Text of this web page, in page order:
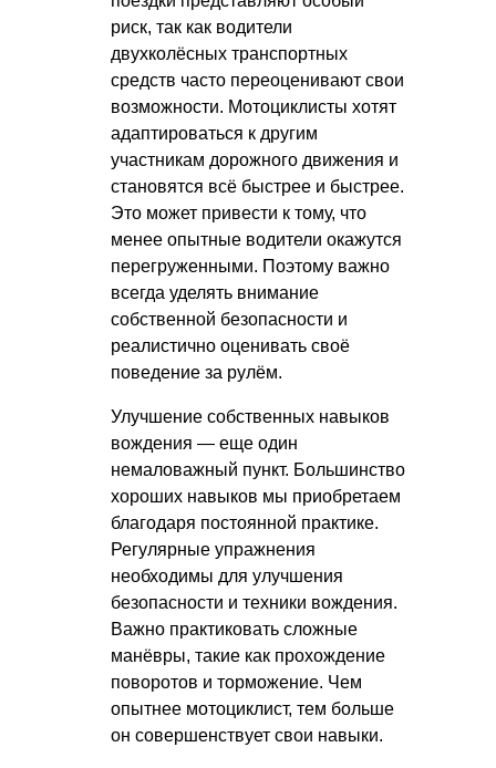
риск, так как водители
двухколёсных транспортных
средств часто переоценивают свои
возможности. Мотоциклисты хотят
адаптироваться к другим
участникам дорожного движения и
становятся всё быстрее и быстрее.
Это может привести к тому, что
менее опытные водители окажутся
перегруженными. Поэтому важно
всегда уделять внимание
собственной безопасности и
реалистично оценивать своё
поведение за рулём.
Улучшение собственных навыков
вождения — еще один
немаловажный пункт. Большинство
хороших навыков мы приобретаем
благодаря постоянной практике.
Регулярные упражнения
необходимы для улучшения
безопасности и техники вождения.
Важно практиковать сложные
манёвры, такие как прохождение
поворотов и торможение. Чем
опытнее мотоциклист, тем больше
он совершенствует свои навыки.